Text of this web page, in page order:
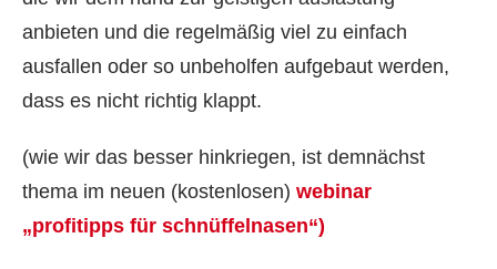
anbieten und die regelmäßig viel zu einfach
ausfallen oder so unbeholfen aufgebaut werden,
dass es nicht richtig klappt.
(wie wir das besser hinkriegen, ist demnächst
thema im neuen (kostenlosen) webinar
„profitipps für schnüffelnasen“)